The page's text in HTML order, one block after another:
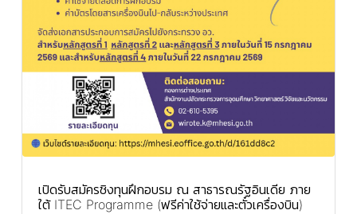
เปิดรับสมัครชิงทุนฝึกอบรม ณ สาธารณรัฐอินเดีย ภาย
ใต้ ITEC Programme (ฟรีค่าใช้จ่ายและตั๋วเครื่องบิน)